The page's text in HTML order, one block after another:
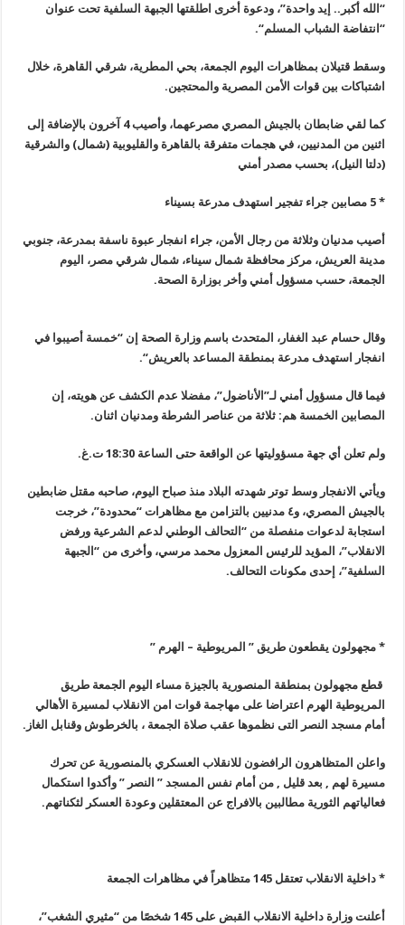
“الله أكبر.. إيد واحدة”، ودعوة أخرى اطلقتها الجبهة السلفية تحت عنوان
“انتفاضة الشباب المسلم“.
وسقط قتيلان بمظاهرات اليوم الجمعة، بحي المطرية، شرقي القاهرة، خلال
اشتباكات بين قوات الأمن المصرية والمحتجين.
كما لقي ضابطان بالجيش المصري مصرعهما، وأصيب 4 آخرون بالإضافة إلى
اثنين من المدنيين، في هجمات متفرقة بالقاهرة والقليوبية (شمال) والشرقية
(دلتا النيل)، بحسب مصدر أمني
*
5 مصابين جراء تفجير استهدف مدرعة بسيناء
أصيب مدنيان وثلاثة من رجال الأمن، جراء انفجار عبوة ناسفة بمدرعة، جنوبي
مدينة العريش، مركز محافظة شمال سيناء، شمال شرقي مصر، اليوم
الجمعة، حسب مسؤول أمني وأخر بوزارة الصحة.
وقال حسام عبد الغفار، المتحدث باسم وزارة الصحة إن “خمسة أصيبوا في
انفجار استهدف مدرعة بمنطقة المساعد بالعريش“.
فيما قال مسؤول أمني لـ”الأناضول”، مفضلا عدم الكشف عن هويته، إن
المصابين الخمسة هم: ثلاثة من عناصر الشرطة ومدنيان اثنان.
ولم تعلن أي جهة مسؤوليتها عن الواقعة حتى الساعة 18:30 ت.غ .
ويأتي الانفجار وسط توتر شهدته البلاد منذ صباح اليوم، صاحبه مقتل ضابطين
بالجيش المصري، و٤ مدنيين بالتزامن مع مظاهرات “محدودة”، خرجت
استجابة لدعوات منفصلة من “التحالف الوطني لدعم الشرعية ورفض
الانقلاب”، المؤيد للرئيس المعزول محمد مرسي، وأخرى من “الجبهة
السلفية”، إحدى مكونات التحالف.
* مجهولون يقطعون طريق ” المريوطية – الهرم ”
قطع مجهولون بمنطقة المنصورية بالجيزة مساء اليوم الجمعة طريق
المريوطية الهرم اعتراضا على مهاجمة قوات امن الانقلاب لمسيرة الأهالي
أمام مسجد النصر التى نظموها عقب صلاة الجمعة ، بالخرطوش وقنابل الغاز .
واعلن المتظاهرون الرافضون للانقلاب العسكري بالمنصورية عن تحرك
مسيرة لهم , بعد قليل , من أمام نفس المسجد ” النصر ” وأكدوا استكمال
فعالياتهم الثورية مطالبين بالافراج عن المعتقلين وعودة العسكر لثكناتهم.
* داخلية الانقلاب تعتقل 145 متظاهراً في مظاهرات الجمعة
أعلنت وزارة داخلية الانقلاب القبض على 145 شخصًا من “مثيري الشغب”،